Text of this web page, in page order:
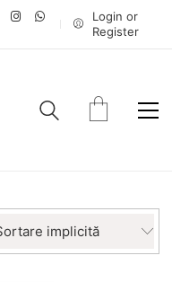
Login or
Register
implicită